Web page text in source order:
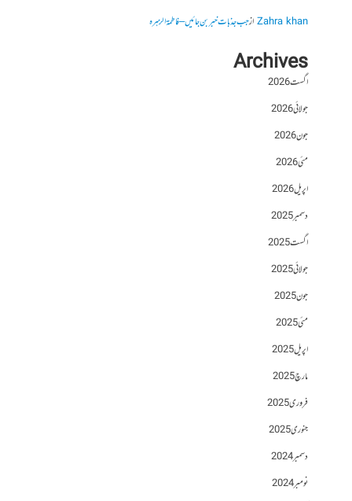
Zahra khanازجب جذبات خبر بن جائیں – فاطمۃالزہرہ
Archives
اگست 2026
جولائی 2026
جون 2026
مئی 2026
اپریل 2026
دسمبر 2025
اگست 2025
جولائی 2025
جون 2025
مئی 2025
اپریل 2025
مارچ 2025
فروری 2025
جنوری 2025
دسمبر 2024
نومبر 2024